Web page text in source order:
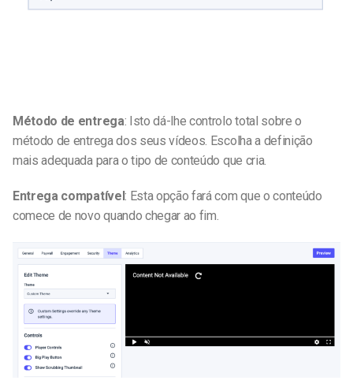
Método de entrega: Isto dá-lhe controlo total sobre o
método de entrega dos seus vídeos. Escolha a definição
mais adequada para o tipo de conteúdo que cria.
Entrega compatível : Esta opção fará com que o conteúdo
comece de novo quando chegar ao fim.